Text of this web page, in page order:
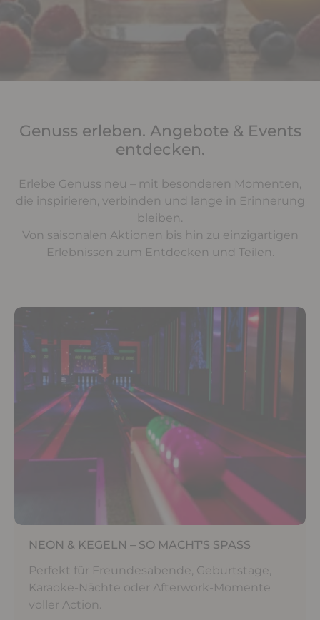
Genuss erleben. Angebote & Events
entdecken.
Erlebe Genuss neu – mit besonderen Momenten,
die inspirieren, verbinden und lange in Erinnerung
bleiben.
Von saisonalen Aktionen bis hin zu einzigartigen
Erlebnissen zum Entdecken und Teilen.
NEON & KEGELN – SO MACHT'S SPASS
Perfekt für Freundesabende, Geburtstage,
Karaoke-Nächte oder Afterwork-Momente
voller Action.